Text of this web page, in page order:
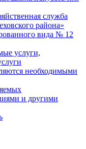
служба
района»
вида № 12
услуги,
необходимыми
и другими